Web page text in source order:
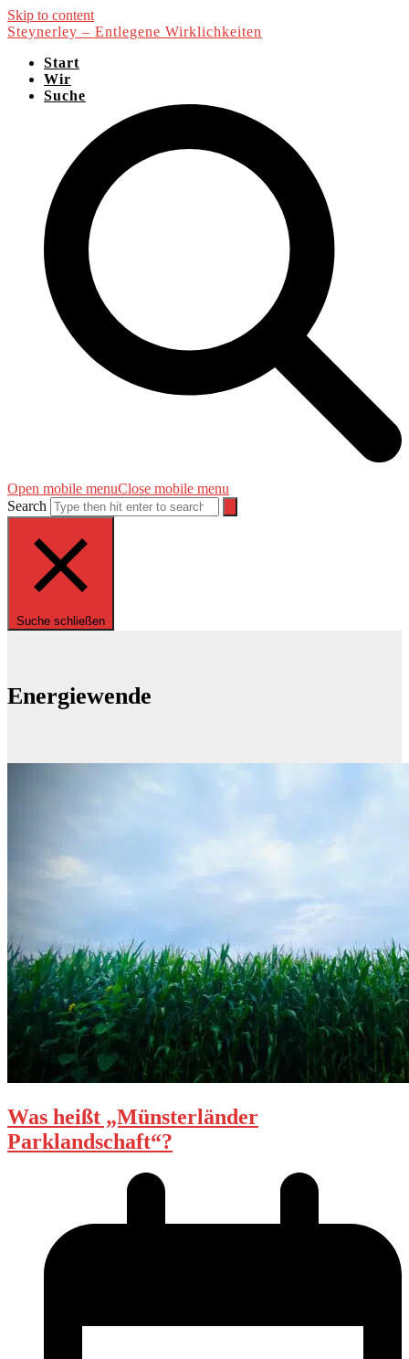
Skip to content
Steynerley – Entlegene Wirklichkeiten
Start
Wir
Suche
Open mobile menuClose mobile menu
Search
Suche schließen
Energiewende
Was heißt „Münsterländer
Parklandschaft“?